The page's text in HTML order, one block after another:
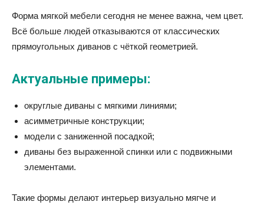
Форма мягкой мебели сегодня не менее важна, чем цвет.
Всё больше людей отказываются от классических
прямоугольных диванов с чёткой геометрией.
Актуальные примеры:
округлые диваны с мягкими линиями;
асимметричные конструкции;
модели с заниженной посадкой;
диваны без выраженной спинки или с подвижными
элементами.
Такие формы делают интерьер визуально мягче и